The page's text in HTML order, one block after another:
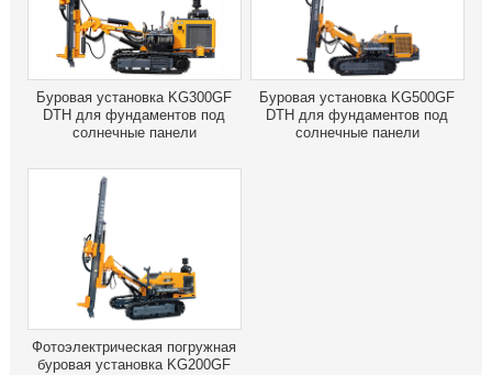
Буровая установка KG300GF
DTH для фундаментов под
солнечные панели
Буровая установка KG500GF
DTH для фундаментов под
солнечные панели
Фотоэлектрическая погружная
буровая установка KG200GF